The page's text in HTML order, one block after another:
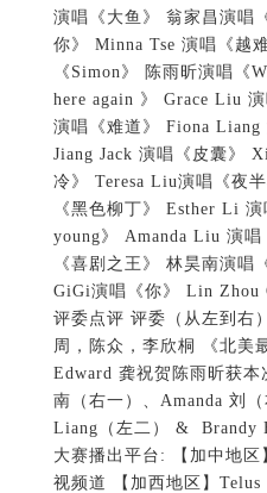
演唱《大鱼》 翁家昌演唱
你》 Minna Tse 演唱《越
《Simon》 陈雨昕演唱《
here again 》 Grace Liu
演唱《难道》 Fiona
Jiang Jack 演唱《皮囊》
冷》 Teresa Liu演唱《夜
《黑色柳丁》 Esther Li
young》 Amanda Liu 演
《喜剧之王》 林昊南演唱
GiGi演唱《你》 Lin Zhou
评委点评 评委（从左到右
周，陈众，李欣桐 《北美
Edward 龚祝贺陈雨昕获
南（右一）、Amanda 刘
Liang（左二） & Brandy
大赛播出平台: 【加中地
视频道 【加西地区】Telus